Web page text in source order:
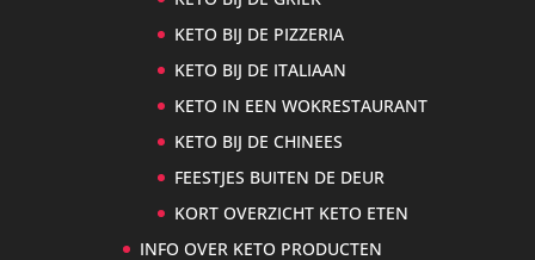
KETO BIJ DE PIZZERIA
KETO BIJ DE ITALIAAN
KETO IN EEN WOKRESTAURANT
KETO BIJ DE CHINEES
FEESTJES BUITEN DE DEUR
KORT OVERZICHT KETO ETEN
INFO OVER KETO PRODUCTEN